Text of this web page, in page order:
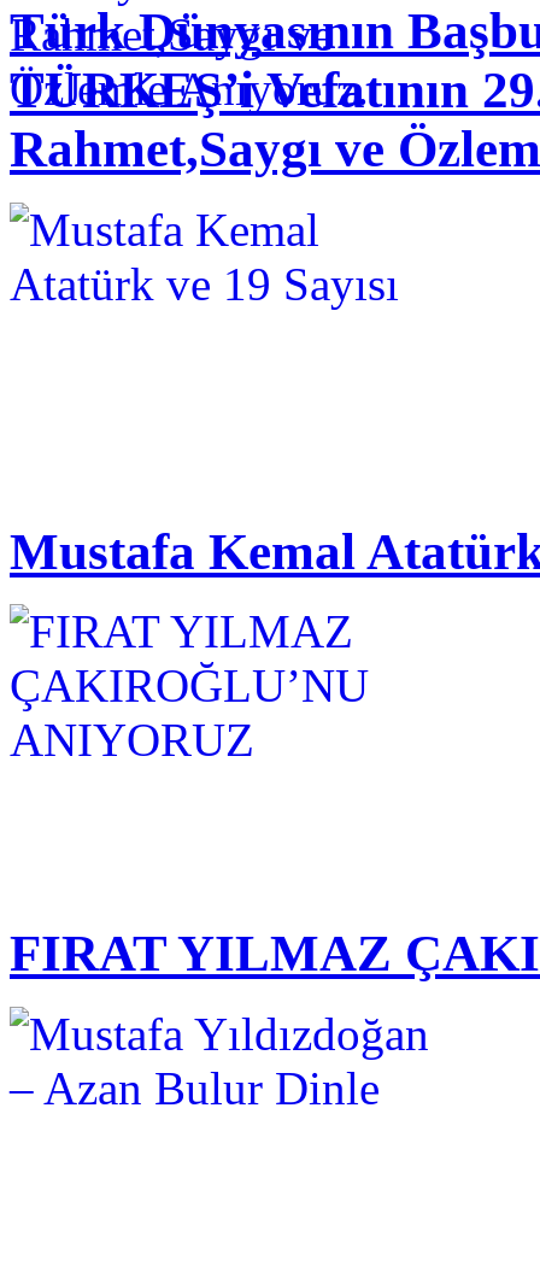
Türk Dünyasının
TÜRKEŞ’i Vefatının
Rahmet,Saygı ve
Mustafa Kemal Atatürk
FIRAT YILMAZ